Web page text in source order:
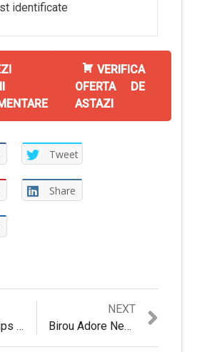
identificate
VERIFICA
OFERTA DE
ASTAZI
Tweet
Share
Navigare
Review Philips Straight Care BHS677/00 – placa de indreptat parul cu 14 trepte de temperatura
NEXT
post:
Birou Adore New York Profesional, NMS-20-PB-1, Alb, 180 X 76 cm, grosime PAL 18 mm